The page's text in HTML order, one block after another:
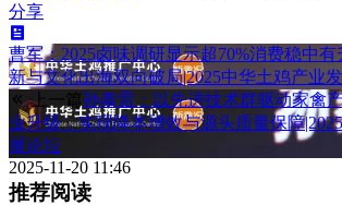
分享
曹军：2025卤味调研显示超70%消费稳中有
新与文化出海双向破局|2025中华土鸡产业
上一篇 孙泰雷：以先进技术群驱动家禽
业升级，实现降本增效与源头质量保障
展论坛
2025-11-20 11:46
推荐阅读